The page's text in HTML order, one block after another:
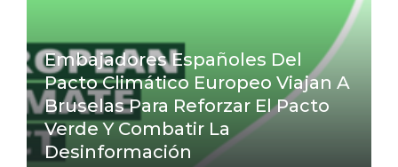
Embajadores Españoles Del
Pacto Climático Europeo Viajan A
Bruselas Para Reforzar El Pacto
Verde Y Combatir La
Desinformación